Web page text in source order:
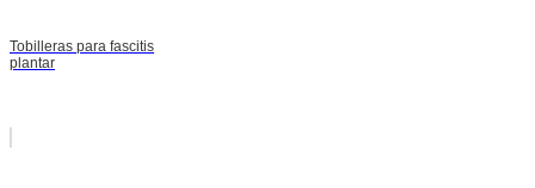
Tobilleras para fascitis
plantar